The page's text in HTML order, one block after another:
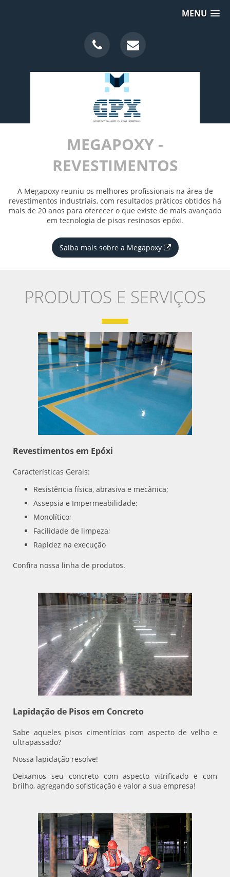
MENU
MEGAPOXY -
REVESTIMENTOS
A Megapoxy reuniu os melhores profissionais na área de
revestimentos industriais, com resultados práticos obtidos há
mais de 20 anos para oferecer o que existe de mais avançado
em tecnologia de pisos resinosos epóxi.
Saiba mais sobre a Megapoxy
PRODUTOS E SERVIÇOS
Revestimentos em Epóxi
Características Gerais:
Resistência física, abrasiva e mecânica;
Assepsia e Impermeabilidade;
Monolítico;
Facilidade de limpeza;
Rapidez na execução
Confira nossa linha de produtos.
Lapidação de Pisos em Concreto
Sabe aqueles pisos cimentícios com aspecto de velho e
ultrapassado?
Nossa lapidação resolve!
Deixamos seu concreto com aspecto vitrificado e com
brilho, agregando sofisticação e valor a sua empresa!